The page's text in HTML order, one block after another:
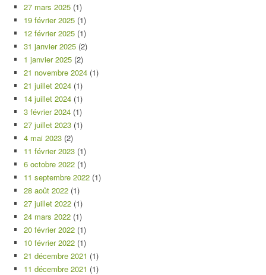
27 mars 2025 (1)
19 février 2025 (1)
12 février 2025 (1)
31 janvier 2025 (2)
1 janvier 2025 (2)
21 novembre 2024 (1)
21 juillet 2024 (1)
14 juillet 2024 (1)
3 février 2024 (1)
27 juillet 2023 (1)
4 mai 2023 (2)
11 février 2023 (1)
6 octobre 2022 (1)
11 septembre 2022 (1)
28 août 2022 (1)
27 juillet 2022 (1)
24 mars 2022 (1)
20 février 2022 (1)
10 février 2022 (1)
21 décembre 2021 (1)
11 décembre 2021 (1)